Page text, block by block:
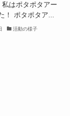
はポタポタアー
！ ポタポタア...
活動の様子